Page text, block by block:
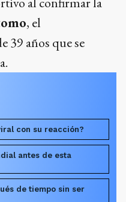
, el
39 años que se
con su reacción?
antes de esta
de tiempo sin ser